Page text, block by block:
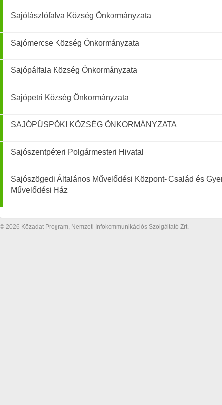
Sajólászlófalva Község Önkormányzata
Sajómercse Község Önkormányzata
Sajópálfala Község Önkormányzata
Sajópetri Község Önkormányzata
SAJÓPÜSPÖKI KÖZSÉG ÖNKORMÁNYZATA
Sajószentpéteri Polgármesteri Hivatal
Sajószögedi Általános Művelődési Központ- Család és
Művelődési Ház
© 2026 Közadat Program, Nemzeti Infokommunikációs Szolgáltató Zrt.